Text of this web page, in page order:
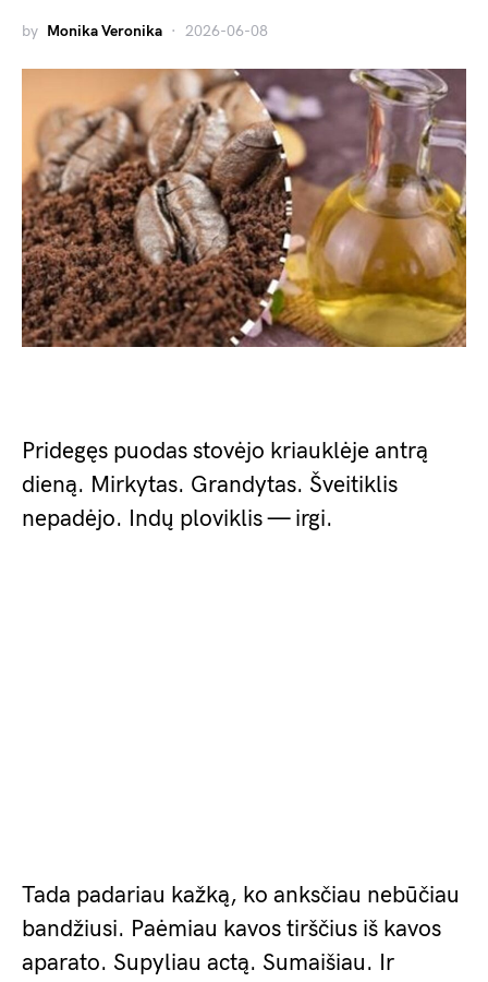
by Monika Veronika 2026-06-08
Pridegęs puodas stovėjo kriauklėje antrą
dieną. Mirkytas. Grandytas. Šveitiklis
nepadėjo. Indų ploviklis — irgi.
Tada padariau kažką, ko anksčiau nebūčiau
bandžiusi. Paėmiau kavos tirščius iš kavos
aparato. Supyliau actą. Sumaišiau. Ir